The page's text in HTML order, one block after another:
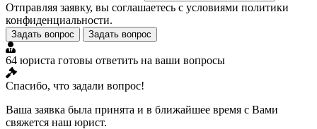
Отправляя заявку, вы соглашаетесь с условиями политики
конфиденциальности.
Задать вопрос Задать вопрос
64 юриста готовы ответить на ваши вопросы
Спасибо, что задали вопрос!
Ваша заявка была принята и в ближайшее время с Вами
свяжется наш юрист.